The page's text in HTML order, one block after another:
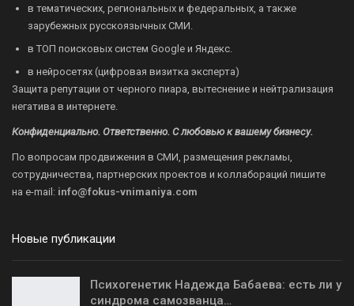
в тематических, региональных и федеральных, а также
зарубежных русскоязычных СМИ.
в ТОП поисковых систем Google и Яндекс.
в нейросетях (цифровая визитка эксперта)
Защита репутации от черного пиара, вытеснение и нейтрализация
негатива в интернете.
Конфиденциально. Ответственно. С любовью к вашему бизнесу.
По вопросам продвижения в СМИ, размещения рекламы,
сотрудничества, партнерских проектов и коллабораций пишите
на e-mail: info@fokus-vnimaniya.com
Новые публикации
Психогенетик Надежда Бабаева: есть ли у
синдрома самозванца…